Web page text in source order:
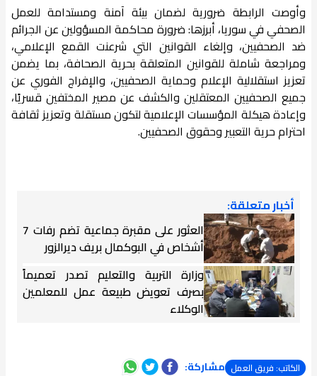
وأوصت الرابطة ضرورية لضمان بيئة آمنة ومستدامة للعمل
الصحفي في سوريا، أبرزها: ضرورة محاكمة المسؤولين عن الجرائم
ضد الصحفيين، وإلغاء القوانين التي شرعنت القمع الإعلامي،
ومراجعة شاملة للقوانين المتعلقة بحرية الصحافة، بما يضمن
تعزيز استقلالية الإعلام وحماية الصحفيين، والإفراج الفوري عن
جميع الصحفيين المعتقلين والكشف عن مصير المختفين قسريًا،
وإعادة هيكلة المؤسسات الإعلامية لتكون مستقلة وتعزيز ثقافة
احترام حرية التعبير وحقوق الصحفيين.
أخبار متعلقة:
العثور على مقبرة جماعية تضم رفات 7
أشخاص في البوكمال بريف ديرالزور
وزارة التربية والتعليم تصدر تعميماً
بصرف تعويض طبيعة عمل للمعلمين
الوكلاء
الكاتب: فريق العمل مشاركة: